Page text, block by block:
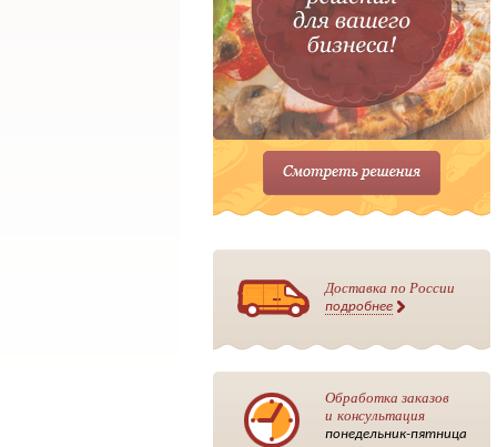
Доставка по России
подробнее
Обработка заказов
и консультация
понедельник-пятница